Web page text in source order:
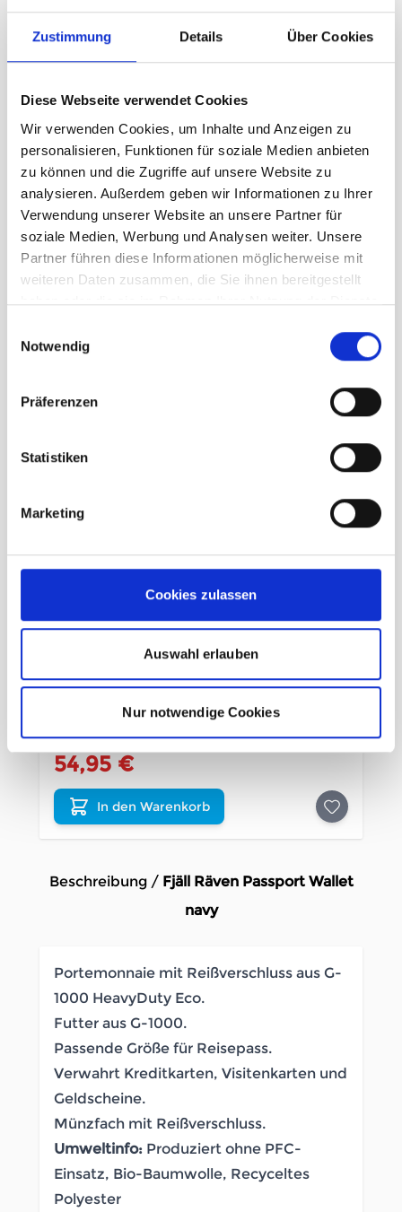
Zustimmung Details Über Cookies
Diese Webseite verwendet Cookies
Wir verwenden Cookies, um Inhalte und Anzeigen zu
personalisieren, Funktionen für soziale Medien anbieten
zu können und die Zugriffe auf unsere Website zu
analysieren. Außerdem geben wir Informationen zu Ihrer
Verwendung unserer Website an unsere Partner für
soziale Medien, Werbung und Analysen weiter. Unsere
Partner führen diese Informationen möglicherweise mit
weiteren Daten zusammen, die Sie ihnen bereitgestellt
haben oder die sie im Rahmen Ihrer Nutzung der Dienste
Notwendig
Präferenzen
Statistiken
Marketing
Cookies zulassen
Auswahl erlauben
Nur notwendige Cookies
Fjäll Räven Passport Wallet grey
unser Preis ab:
54,95 €
unser Preis ab:
54,95 €
In den Warenkorb
Beschreibung / Fjäll Räven Passport Wallet
navy
Portemonnaie mit Reißverschluss aus G-
1000 HeavyDuty Eco.
Futter aus G-1000.
Passende Größe für Reisepass.
Verwahrt Kreditkarten, Visitenkarten und
Geldscheine.
Münzfach mit Reißverschluss.
Umweltinfo: Produziert ohne PFC-
Einsatz, Bio-Baumwolle, Recyceltes
Polyester